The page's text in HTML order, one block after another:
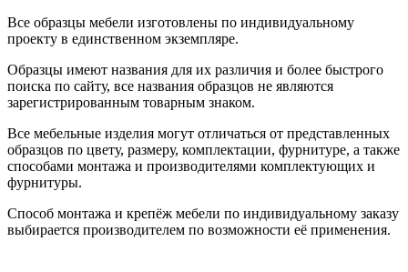
Все образцы мебели изготовлены по индивидуальному
проекту в единственном экземпляре.
Образцы имеют названия для их различия и более быстрого
поиска по сайту, все названия образцов не являются
зарегистрированным товарным знаком.
Все мебельные изделия могут отличаться от представленных
образцов по цвету, размеру, комплектации, фурнитуре, а также
способами монтажа и производителями комплектующих и
фурнитуры.
Способ монтажа и крепёж мебели по индивидуальному заказу
выбирается производителем по возможности её применения.